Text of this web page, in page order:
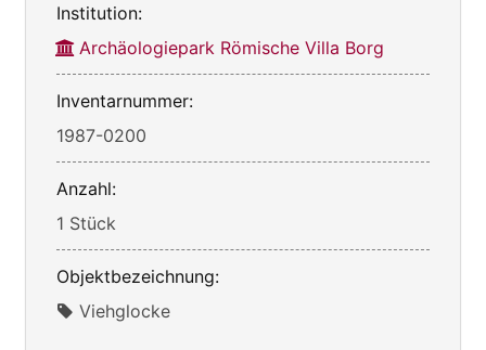
Institution:
Archäologiepark Römische Villa Borg
Inventarnummer:
1987-0200
Anzahl:
1 Stück
Objektbezeichnung:
Viehglocke